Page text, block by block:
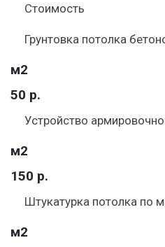
Стоимость
Грунтовка потолка
м2
50 р.
Устройство
м2
150 р.
Штукатурка потолка по
м2